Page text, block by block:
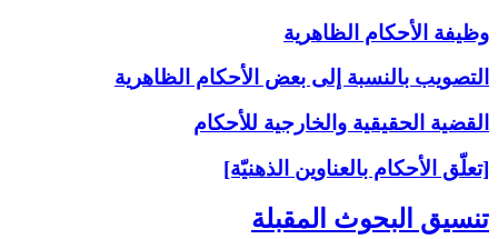
وظيفة الأحكام الظاهرية
التصويب بالنسبة إلى‏ بعض الأحكام الظاهرية
القضية الحقيقية والخارجية للأحكام
[تعلّق الأحكام بالعناوين الذهنيّة]
تنسيق البحوث المقبلة